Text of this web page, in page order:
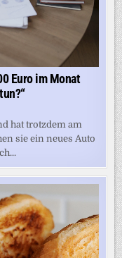
Euro im Monat
hat trotzdem am
sie ein neues Auto